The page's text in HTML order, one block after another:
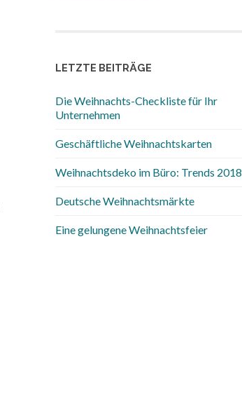
LETZTE BEITRÄGE
Die Weihnachts-Checkliste für Ihr
Unternehmen
Geschäftliche Weihnachtskarten
Weihnachtsdeko im Büro: Trends 2018
Deutsche Weihnachtsmärkte
Eine gelungene Weihnachtsfeier